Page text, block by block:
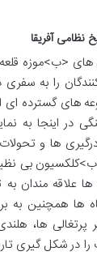
نظامی آفریقا
<ب>موزه
را به سفری
مجموعه های
در اینجا به
ها و
بی
علاقه مندان به
ها همچنین به
ها،
را در شکل گیری